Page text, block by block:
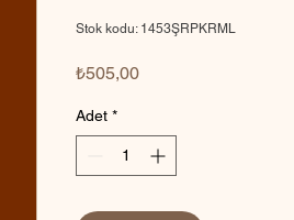
Stok kodu: 1453ŞRPKRML
₺505,00Fiyat
Adet *